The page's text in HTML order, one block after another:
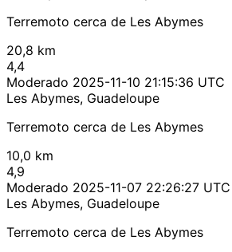
Terremoto cerca de Les Abymes
20,8 km
4,4
Moderado 2025-11-10 21:15:36 UTC
Les Abymes, Guadeloupe
Terremoto cerca de Les Abymes
10,0 km
4,9
Moderado 2025-11-07 22:26:27 UTC
Les Abymes, Guadeloupe
Terremoto cerca de Les Abymes